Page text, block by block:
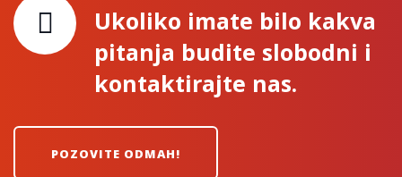
Ukoliko imate bilo kakva
pitanja budite slobodni i
kontaktirajte nas.
POZOVITE ODMAH!